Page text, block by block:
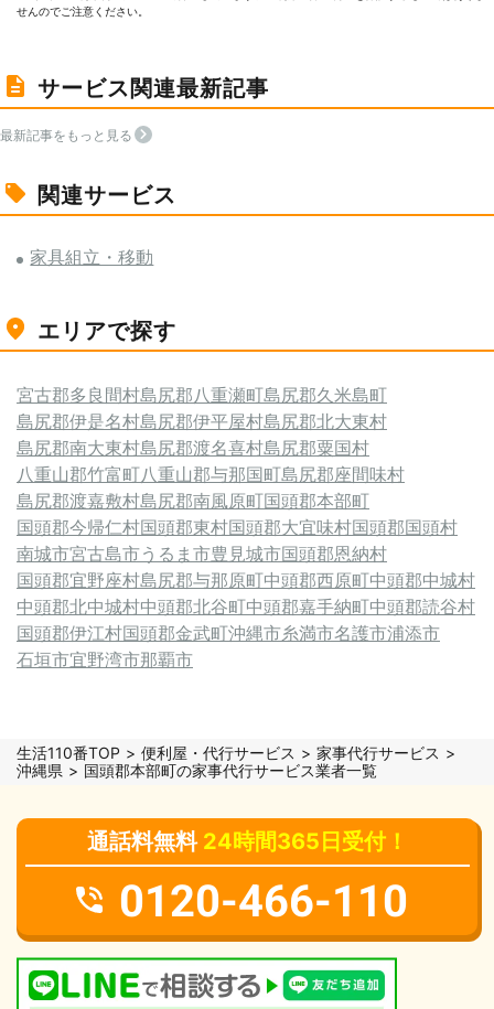
せんのでご注意ください。
サービス関連最新記事
最新記事をもっと見る
関連サービス
家具組立・移動
エリアで探す
宮古郡多良間村島尻郡八重瀬町島尻郡久米島町
島尻郡伊是名村島尻郡伊平屋村島尻郡北大東村
島尻郡南大東村島尻郡渡名喜村島尻郡粟国村
八重山郡竹富町八重山郡与那国町島尻郡座間味村
島尻郡渡嘉敷村島尻郡南風原町国頭郡本部町
国頭郡今帰仁村国頭郡東村国頭郡大宜味村国頭郡国頭村
南城市宮古島市うるま市豊見城市国頭郡恩納村
国頭郡宜野座村島尻郡与那原町中頭郡西原町中頭郡中城村
中頭郡北中城村中頭郡北谷町中頭郡嘉手納町中頭郡読谷村
国頭郡伊江村国頭郡金武町沖縄市糸満市名護市浦添市
石垣市宜野湾市那覇市
生活110番TOP 便利屋・代行サービス
家事代行サービス
沖縄県
国頭郡本部町の家事代行サービス業者一覧
通話料無料 24時間365日受付！
0120-466-110